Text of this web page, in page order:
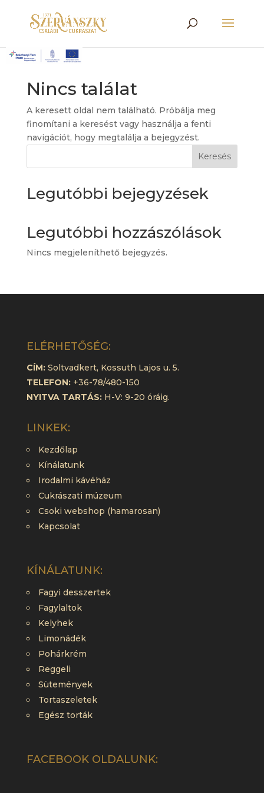
Nincs találat
A keresett oldal nem található. Próbálja meg
finomítani a keresést vagy használja a fenti
navigációt, hogy megtalálja a bejegyzést.
Keresés
Legutóbbi bejegyzések
Legutóbbi hozzászólások
Nincs megjeleníthető bejegyzés.
ELÉRHETŐSÉG:
CÍM:Soltvadkert, Kossuth Lajos u. 5.
TELEFON:+36-78/480-150
NYITVA TARTÁS:H-V: 9-20 óráig.
LINKEK:
Kezdőlap
Kínálatunk
Irodalmi kávéház
Cukrászati múzeum
Csoki webshop (hamarosan)
Kapcsolat
KÍNÁLATUNK:
Fagyi desszertek
Fagylaltok
Kelyhek
Limonádék
Pohárkrém
Reggeli
Sütemények
Tortaszeletek
Egész torták
FACEBOOK OLDALUNK: